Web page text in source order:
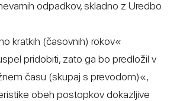
odpadkov, skladno z Uredbo
kratkih (časovnih) rokov«
pridobiti, zato ga bo predložil v
času (skupaj s prevodom)«,
obeh postopkov dokazljive